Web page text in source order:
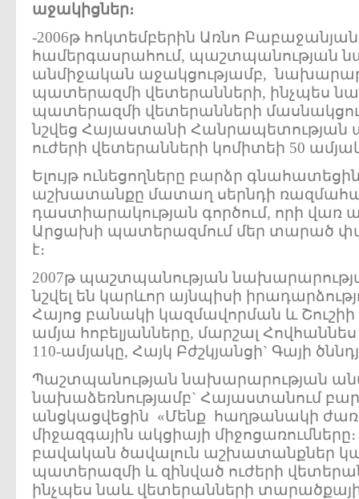
աջակիցներ։
-2006թ հոկտեմբերին Առնո
համերգասրահում, պաշտպանության
անմիջական աջակցությամբ,
պատերազմի վետերանների, ինչպես
պատերազմի վետերանների
նշվեց Հայաստանի Հանրապետության
ուժերի վետերանների կոմիտեի 50
Ելույթ ունեցողները բարձր
աշխատանքը մատաղ սերնդի
դաստիարակության գործում, որի վառ
Արցախի պատերազմում մեր տարած
է։
2007թ պաշտպանության
նշվել են կարևոր այնպիսի
Հայոց բանակի կազմավորման և
ամյա հոբելյանները, մարշալ
110-ամյակը, Հայկ Բժշկյանցի` Գայի
Պաշտպանության նախարարության
նախաձեռնությամբ` Հայաստանում
անցկացվեցին «Մենք հաղթանակի
միջազգային ակցիայի
բավական ծավալուն աշխատանքներ
պատերազմի և զինված ուժերի
ինչպես նաև վետերանների